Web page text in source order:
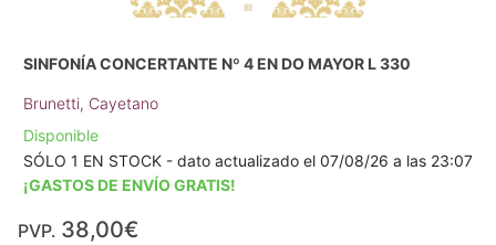
SINFONÍA CONCERTANTE Nº 4 EN DO MAYOR L 330
Brunetti, Cayetano
Disponible
SÓLO 1 EN STOCK - dato actualizado el 07/08/26 a las 23:07
¡GASTOS DE ENVÍO GRATIS!
PVP. 38,00€